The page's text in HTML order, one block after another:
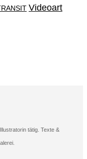
Videoart
tätig. Texte &